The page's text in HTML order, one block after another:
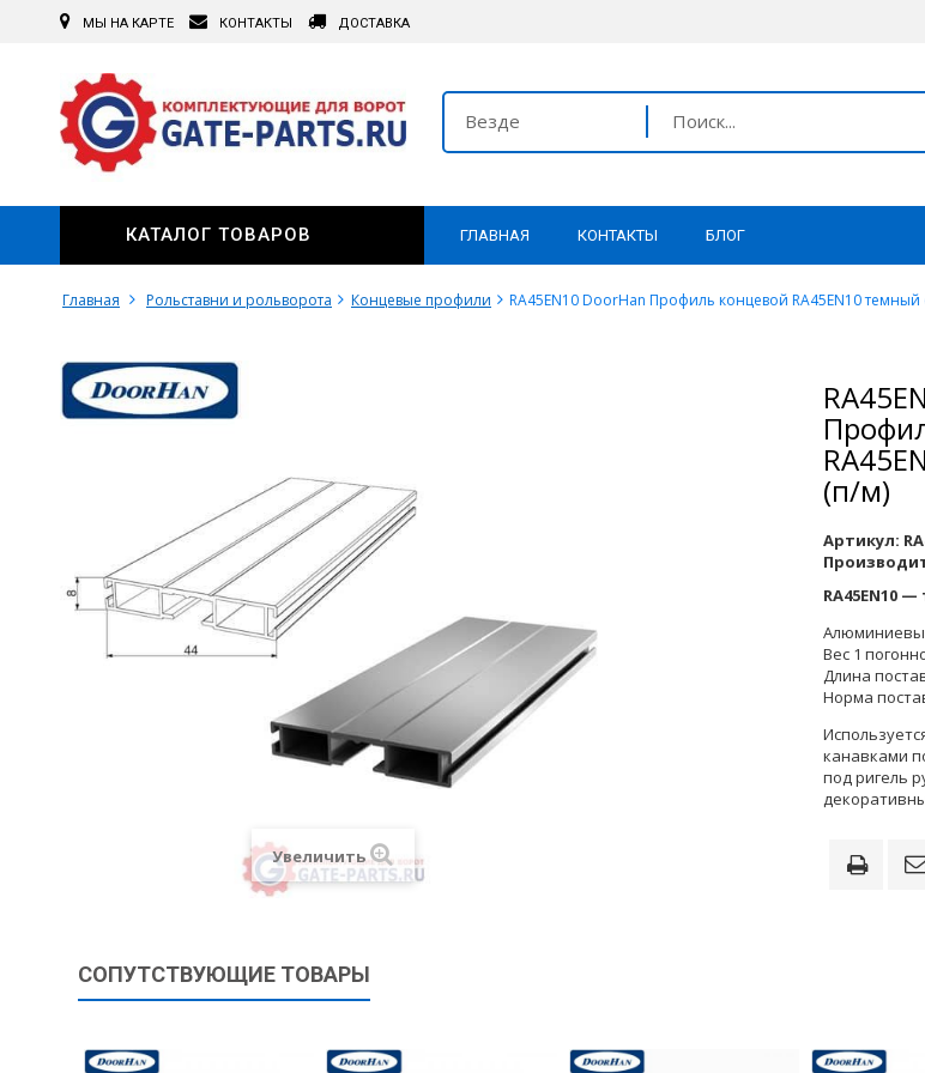
МЫ НА КАРТЕ КОНТАКТЫ ДОСТАВКА
Везде
ГЛАВНАЯ КОНТАКТЫ БЛОГ
КАТАЛОГ ТОВАРОВ
Главная Рольставни и рольворота Концевые профили RA45EN10 DoorHan Профиль концевой RA45EN10
Увеличить
(п/м)
Артикул:
RA45EN10
Вес 1
Длина
Норма
канавками
под ригель
СОПУТСТВУЮЩИЕ ТОВАРЫ